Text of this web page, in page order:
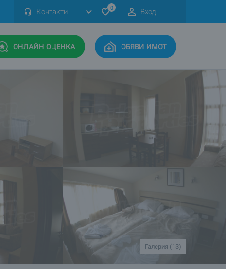
Контакти 0 Вход
ОНЛАЙН ОЦЕНКА ОБЯВИ ИМОТ
Галерия (13)